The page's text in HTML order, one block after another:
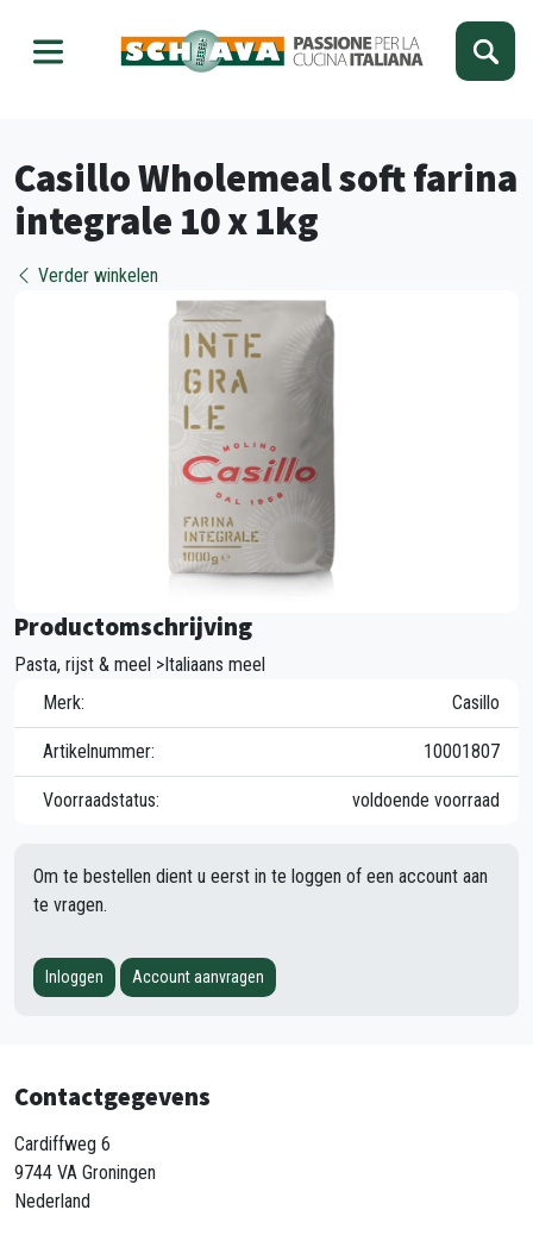
Casillo Wholemeal soft farina
integrale 10 x 1kg
Verder winkelen
Productomschrijving
Pasta, rijst & meel >Italiaans meel
Merk:
Casillo
Artikelnummer: 10001807
Voorraadstatus: voldoende voorraad
Om te bestellen dient u eerst in te loggen of een account aan
te vragen.
Inloggen Account aanvragen
Contactgegevens
Cardiffweg 6
9744 VA Groningen
Nederland